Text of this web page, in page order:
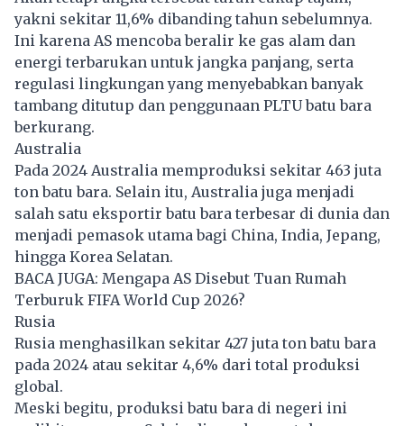
yakni sekitar 11,6% dibanding tahun sebelumnya.
Ini karena AS mencoba beralir ke gas alam dan
energi terbarukan untuk jangka panjang, serta
regulasi lingkungan yang menyebabkan banyak
tambang ditutup dan penggunaan PLTU batu bara
berkurang.
Australia
Pada 2024 Australia memproduksi sekitar 463 juta
ton batu bara. Selain itu, Australia juga menjadi
salah satu eksportir batu bara terbesar di dunia dan
menjadi pemasok utama bagi China, India, Jepang,
hingga Korea Selatan.
BACA JUGA: Mengapa AS Disebut Tuan Rumah
Terburuk FIFA World Cup 2026?
Rusia
Rusia menghasilkan sekitar 427 juta ton batu bara
pada 2024 atau sekitar 4,6% dari total produksi
global.
Meski begitu, produksi batu bara di negeri ini